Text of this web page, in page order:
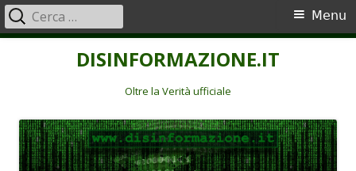
DISINFORMAZIONE.IT
Oltre la Verità ufficiale
Menu
principale
Menu
Ricerca
per: